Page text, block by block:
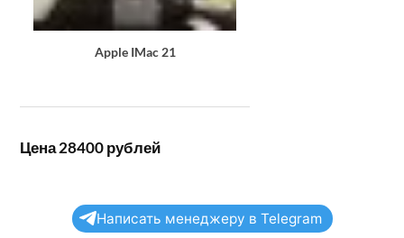
Apple IMac 21
Цена 28400 рублей
Написать менеджеру в Telegram